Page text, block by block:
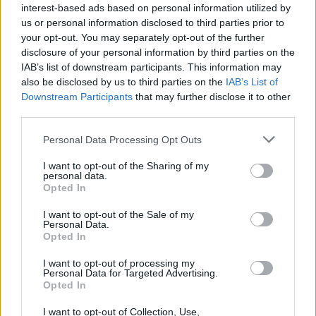
interest-based ads based on personal information utilized by
us or personal information disclosed to third parties prior to
your opt-out. You may separately opt-out of the further
disclosure of your personal information by third parties on the
IAB’s list of downstream participants. This information may
also be disclosed by us to third parties on the IAB’s List of
Downstream Participants that may further disclose it to other
Personal Data Processing Opt Outs
I want to opt-out of the Sharing of my
personal data.
Opted In
I want to opt-out of the Sale of my
Personal Data.
Opted In
I want to opt-out of processing my
Personal Data for Targeted Advertising.
Opted In
I want to opt-out of Collection, Use,
θεωρούν «θύματα του καπιταλισμού»!
Η ΙΔΕΟΛΟΓΙΑ ΩΣ ΜΟΡΦΗ ΑΠΑΤΗΣ
Από: EBR | Τετάρτη, 7 Αυγούστου 2013
Καμμία ιδεολογία δεν προσέφερε τίποτε απολύτως στην